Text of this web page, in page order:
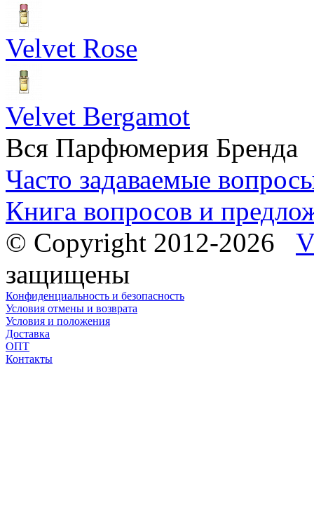
Velvet Rose
Velvet Bergamot
Вся Парфюмерия Бренда
Часто задаваемые
Книга вопросов и
© Copyright 2012-2026
защищены
Конфиденциальность и безопасность
Условия отмены и возврата
Условия и положения
Доставка
ОПТ
Контакты